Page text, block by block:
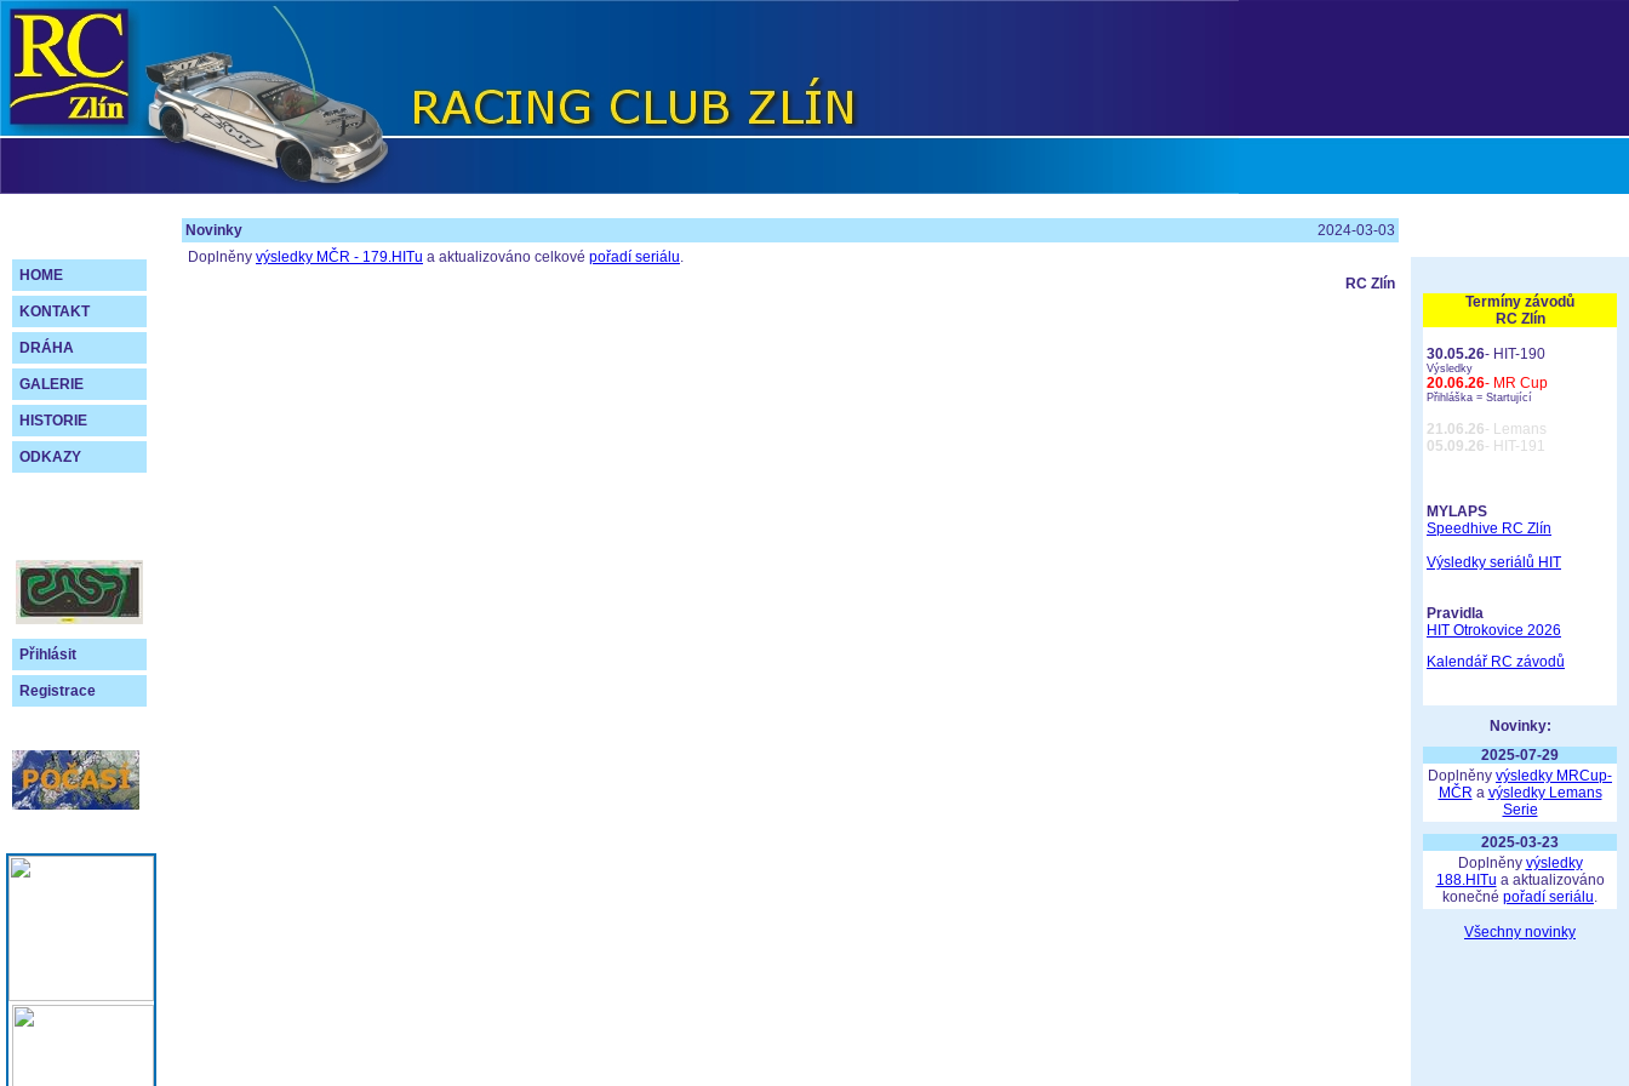
HOME
KONTAKT
DRÁHA
GALERIE
HISTORIE
ODKAZY
Přihlásit
Registrace
Novinky
2024-03-03
Doplněny výsledky MČR - 179.HITu a aktualizováno celkové pořadí seriálu.
RC Zlín
Termíny závodů
RC Zlín
30.05.26- HIT-190
Výsledky
20.06.26- MR Cup
Přihláška = Startující
21.06.26- Lemans
05.09.26- HIT-191
MYLAPS
Speedhive RC Zlín
Výsledky seriálů HIT
Pravidla
HIT Otrokovice 2026
Kalendář RC závodů
Novinky:
2025-07-29
Doplněny výsledky MRCup-
MČR a výsledky Lemans
Serie
2025-03-23
Doplněny výsledky
188.HITu a aktualizováno
konečné pořadí seriálu.
Všechny novinky